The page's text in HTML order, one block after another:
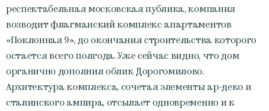
респектабельная московская публика, компания
возводит флагманский комплекс апартаментов
«Поклонная 9», до окончания строительства которого
остается всего полгода. Уже сейчас видно, что дом
органично дополнил облик Дорогомилово.
Архитектура комплекса, сочетая элементы ар-деко и
сталинского ампира, отсылает одновременно и к